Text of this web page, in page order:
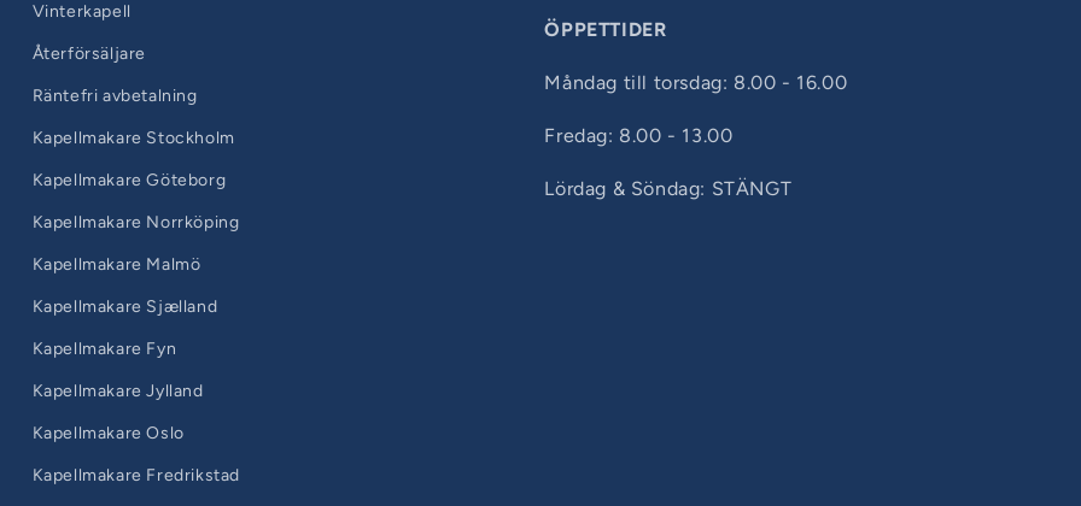
Vinterkapell
Återförsäljare
Räntefri avbetalning
Kapellmakare Stockholm
Kapellmakare Göteborg
Kapellmakare Norrköping
Kapellmakare Malmö
Kapellmakare Sjælland
Kapellmakare Fyn
Kapellmakare Jylland
Kapellmakare Oslo
Kapellmakare Fredrikstad
ÖPPETTIDER
Måndag till torsdag: 8.00 - 16.00
Fredag: 8.00 - 13.00
Lördag & Söndag: STÄNGT